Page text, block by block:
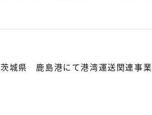
茨城県 鹿島港にて港湾運送関連事